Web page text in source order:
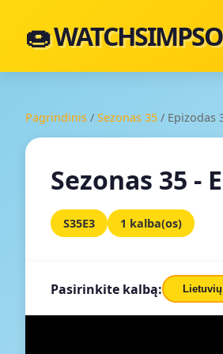
🍩
Pagrindinis / Sezonas 35 / Epizodas
Sezonas 35 -
S35E3 1 kalba(os)
Pasirinkite kalbą: Lietuvių